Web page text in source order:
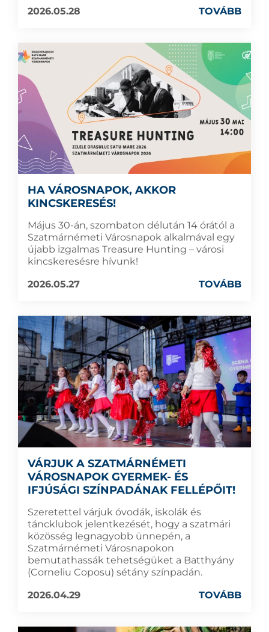
2026.05.28
TOVÁBB
HA VÁROSNAPOK, AKKOR
KINCSKERESÉS!
Május 30-án, szombaton délután 14 órától a
Szatmárnémeti Városnapok alkalmával egy
újabb izgalmas Treasure Hunting – városi
kincskeresésre hívunk!
2026.05.27
TOVÁBB
VÁRJUK A SZATMÁRNÉMETI
VÁROSNAPOK GYERMEK- ÉS
IFJÚSÁGI SZÍNPADÁNAK FELLÉPŐIT!
Szeretettel várjuk óvodák, iskolák és
táncklubok jelentkezését, hogy a szatmári
közösség legnagyobb ünnepén, a
Szatmárnémeti Városnapokon
bemutathassák tehetségüket a Batthyány
(Corneliu Coposu) sétány színpadán.
2026.04.29
TOVÁBB